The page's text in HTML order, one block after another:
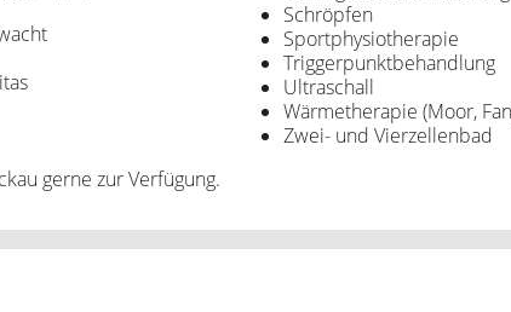
Schröpfen
Sportphysiotherapie
Triggerpunktbehandlung
Ultraschall
Wärmetherapie (Moor,
Zwei- und Vierzellenbad
gerne zur Verfügung.